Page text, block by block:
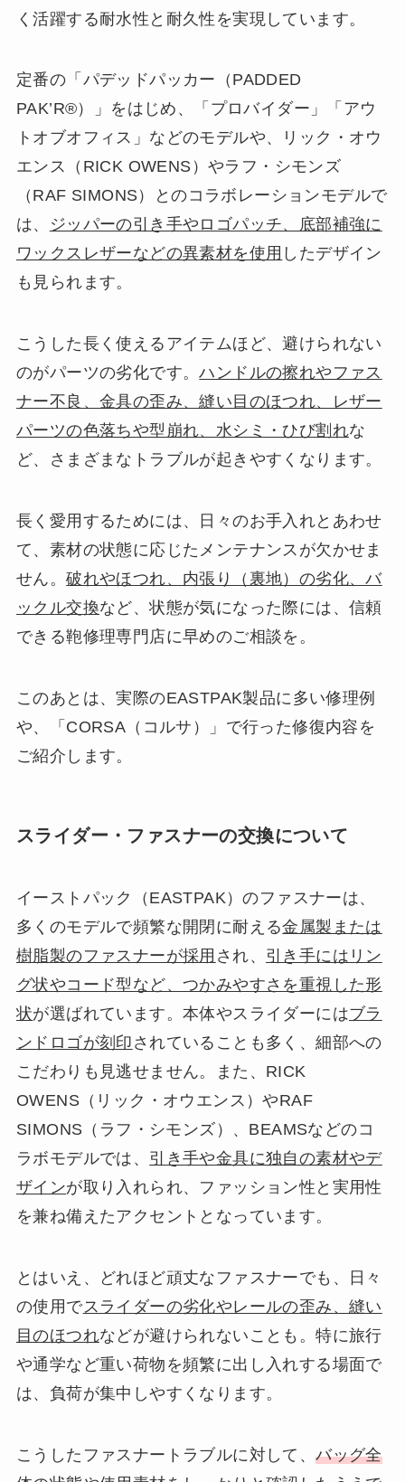
く活躍する耐水性と耐久性を実現しています。
定番の「パデッドパッカー（PADDED
PAK’R®）」をはじめ、「プロバイダー」「アウ
トオブオフィス」などのモデルや、リック・オウ
エンス（RICK OWENS）やラフ・シモンズ
（RAF SIMONS）とのコラボレーションモデルで
は、
ジッパーの引き手やロゴパッチ、底部補強に
ワックスレザーなどの異素材を使用 したデザイン
も見られます。
こうした長く使えるアイテムほど、避けられない
のがパーツの劣化です。ハンドルの擦れやファス
ナー不良、金具の歪み、縫い目のほつれ、レザー
パーツの色落ちや型崩れ、水シミ・ひび割れな
ど、さまざまなトラブルが起きやすくなります。
長く愛用するためには、日々のお手入れとあわせ
て、素材の状態に応じたメンテナンスが欠かせま
せん。破れやほつれ、内張り（裏地）の劣化、バ
ックル交換など、状態が気になった際には、信頼
できる鞄修理専門店に早めのご相談を。
このあとは、実際のEASTPAK製品に多い修理例
や、「CORSA（コルサ）」で行った修復内容を
ご紹介します。
スライダー・ファスナーの交換について
イーストパック（EASTPAK）のファスナーは、
多くのモデルで頻繁な開閉に耐える金属製または
樹脂製のファスナーが採用 され、 引き手にはリン
グ状やコード型など、つかみやすさを重視した形
状が選ばれています。本体やスライダーにはブラ
ンドロゴが刻印 されていることも多く、細部への
こだわりも見逃せません。また、RICK
OWENS（リック・オウエンス）やRAF
SIMONS（ラフ・シモンズ）、BEAMSなどのコ
ラボモデルでは、 引き手や金具に独自の素材やデ
ザインが取り入れられ、ファッション性と実用性
を兼ね備えたアクセントとなっています。
とはいえ、どれほど頑丈なファスナーでも、日々
の使用でスライダーの劣化やレールの歪み、縫い
目のほつれなどが避けられないことも。特に旅行
や通学など重い荷物を頻繁に出し入れする場面で
は、負荷が集中しやすくなります。
こうしたファスナートラブルに対して、バッグ全